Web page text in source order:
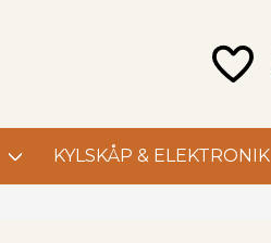
KYLSKÅP & ELEKTRONIK